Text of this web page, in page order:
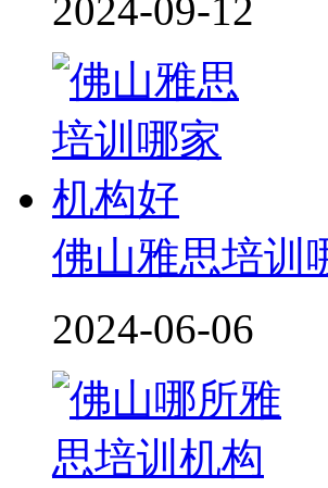
2024-09-12
佛山雅思培训
2024-06-06